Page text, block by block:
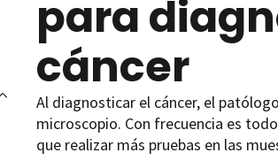
para
cáncer
Al diagnosticar el cáncer, el
microscopio. Con frecuencia es
que realizar más pruebas en las